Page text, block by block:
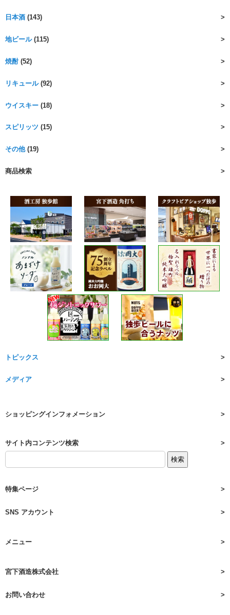
日本酒 (143)
地ビール(115)
焼酎(52)
リキュール(92)
ウイスキー (18)
スピリッツ (15)
その他(19)
商品検索
トピックス
メディア
ショッピングインフォメーション
サイト内コンテンツ検索
特集ページ
SNS アカウント
メニュー
宮下酒造株式会社
お問い合わせ